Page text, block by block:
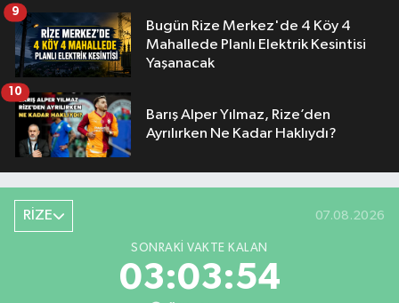
Bugün Rize Merkez'de 4 Köy 4
Mahallede Planlı Elektrik Kesintisi
Yaşanacak
9
Barış Alper Yılmaz, Rize’den
Ayrılırken Ne Kadar Haklıydı?
10
RİZE 07.08.2026
SONRAKI VAKTE KALAN
03:03:53